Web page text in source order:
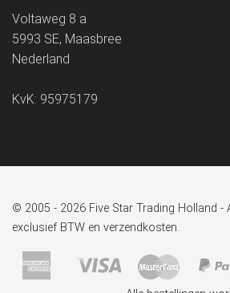
Voltaweg 8 a
5993 SE, Maasbree
Nederland
KvK: 95975179
© 2005 - 2026 Five Star Trading Holland -
exclusief BTW en verzendkosten.